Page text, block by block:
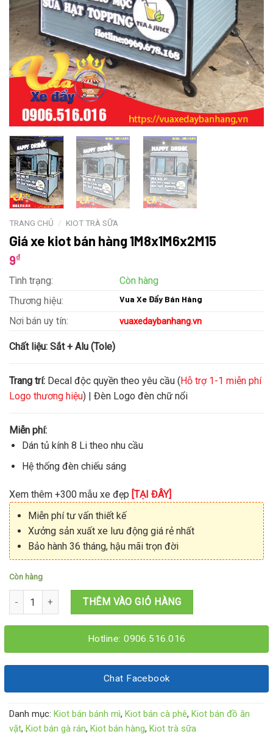
TRANG CHỦ / KIOT TRÀ SỮA
Giá xe kiot bán hàng 1M8x1M6x2M15
9₫
Tình trạng:
Còn hàng
Thương hiệu:
Vua Xe Đẩy Bán Hàng
Nơi bán uy tín: vuaxedaybanhang.vn
Chất liệu: Sắt + Alu (Tole)
Trang trí: Decal độc quyền theo yêu cầu (Hỗ trợ 1-1 miễn phí
Logo thương hiệu) | Đèn Logo đèn chữ nổi
Miễn phí:
Dán tủ kính 8 Li theo nhu cầu
Hệ thống đèn chiếu sáng
Xem thêm +300 mẫu xe đẹp [TẠI ĐÂY]
Miễn phí tư vấn thiết kế
Xưởng sản xuất xe lưu động giá rẻ nhất
Bảo hành 36 tháng, hậu mãi trọn đời
Còn hàng
Giá xe kiot bán hàng 1M8x1M6x2M15 số lượng
THÊM VÀO GIỎ HÀNG
Hotline: 0906.516.016
Chat Facebook
Danh mục: Kiot bán bánh mì, Kiot bán cà phê, Kiot bán đồ ăn
vặt, Kiot bán gà rán, Kiot bán hàng, Kiot trà sữa